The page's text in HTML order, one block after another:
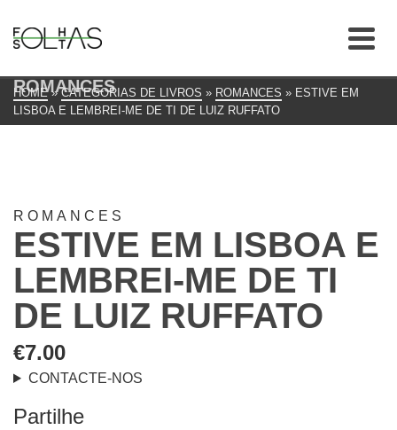
ROMANCES
HOME » CATEGORIAS DE LIVROS » ROMANCES » ESTIVE EM
LISBOA E LEMBREI-ME DE TI DE LUIZ RUFFATO
ROMANCES
ESTIVE EM LISBOA E
LEMBREI-ME DE TI
DE LUIZ RUFFATO
€7.00
CONTACTE-NOS
Partilhe